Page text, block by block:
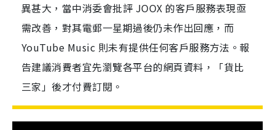
異甚大，當中消委會批評 JOOX 的客戶服務表現亟
需改善，對其電郵一星期過後仍未作出回應，而
YouTube Music 則未有提供任何客戶服務方法。報
告建議消費者宜先瀏覽各平台的網頁資料，「貨比
三家」後才付費訂閱。